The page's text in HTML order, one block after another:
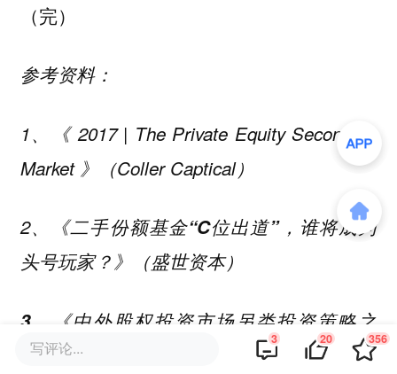
（完）
参考资料：
1、《 2017 | The Private Equity Secondary
Market 》（Coller Captical）
2、《二手份额基金“C位出道”，谁将成为
头号玩家？》（盛世资本）
3、《中外股权投资市场另类投资策略之
Secondary Funds》（宜信财富、清科）
写评论... 3 20 356